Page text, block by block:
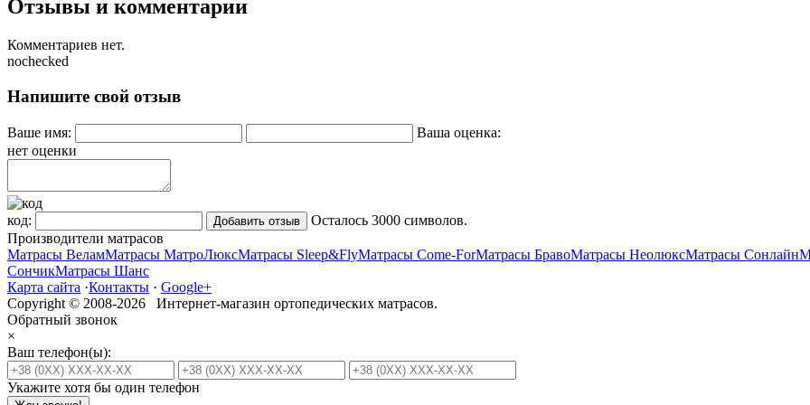
Отзывы и комментарии
Комментариев нет.
nochecked
Напишите свой отзыв
Ваше имя:
Ваша оценка:
нет оценки
код: Осталось 3000 символов.
Производители матрасов
Матрасы ВеламМатрасы МатроЛюксМатрасы Sleep&FlyМатрасы Come-ForМатрасы БравоМатрасы НеолюксМатрасы Сонлайн
СончикМатрасы Шанс
Карта сайта ·Контакты · Google+
Copyright © 2008-2026 Интернет-магазин ортопедических матрасов.
Обратный звонок
×
Ваш телефон(ы):
Укажите хотя бы один телефон